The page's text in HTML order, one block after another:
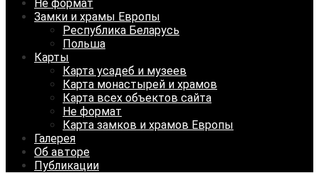
Не формат
Замки и храмы Европы
Республика Беларусь
Польша
Карты
Карта усадеб и музеев
Карта монастырей и храмов
Карта всех объектов сайта
Не формат
Карта замков и храмов Европы
Галерея
Об авторе
Публикации